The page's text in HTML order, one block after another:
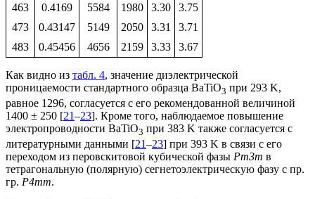
463
0.4169 5584 1980 3.30
3.75
473
0.43147 5149 2050 3.31
3.71
483
0.45456 4656 2159 3.33 3.67
Как видно из табл. 4, значение диэлектрической
проницаемости стандартного образца BaTiO3 при 293 K,
равное 1296, согласуется с его рекомендованной величиной
1400 ± 250 [21–23]. Кроме того, наблюдаемое повышение
электропроводности BaTiO3 при 383 K также согласуется с
литературными данными [21–23] при 393 K в связи с его
переходом из перовскитовой кубической фазы Pm3m в
тетрагональную (полярную) сегнетоэлектрическую фазу с пр.
гр. P4mm.